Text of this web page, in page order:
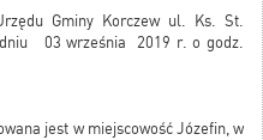
Gminy Korczew ul. Ks. St.
03 września 2019 r. o godz.
jest w miejscowość Józefin, w